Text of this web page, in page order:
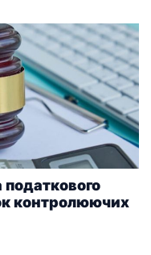
податкового
контролюючих